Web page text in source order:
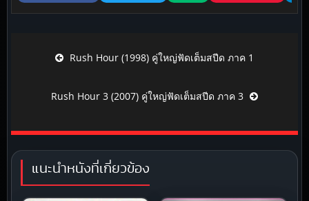
Post navigationRush Hour (1998) คู่ใหญ่ฟัดเต็มสปีด ภาค 1
Rush Hour 3 (2007) คู่ใหญ่ฟัดเต็มสปีด ภาค 3
แนะนำหนังที่เกี่ยวข้อง